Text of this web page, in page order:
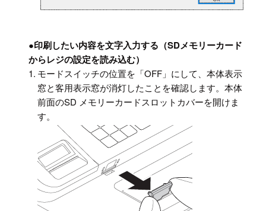
●印刷したい内容を文字入力する（SDメモリーカード
からレジの設定を読み込む）
1. モードスイッチの位置を「OFF」にして、本体表示
窓と客用表示窓が消灯したことを確認します。本体
前面のSD メモリーカードスロットカバーを開けま
す。